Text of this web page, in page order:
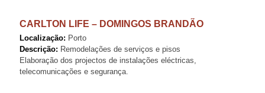
CARLTON LIFE – DOMINGOS BRANDÃO
Localização: Porto
Descrição: Remodelações de serviços e pisos
Elaboração dos projectos de instalações eléctricas,
telecomunicações e segurança.